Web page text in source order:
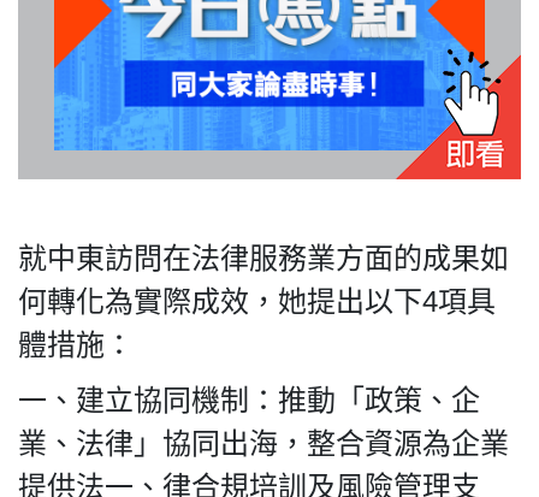
及
責
聲
明
©
2018
Silent
Majority
For
HK.
就中東訪問在法律服務業方面的成果如
何轉化為實際成效，她提出以下4項具
體措施：
一、建立協同機制：推動「政策、企
業、法律」協同出海，整合資源為企業
提供法一、律合規培訓及風險管理支